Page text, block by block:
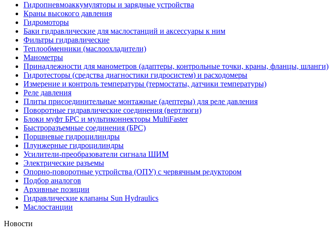
Гидропневмоаккумуляторы и зарядные устройства
Краны высокого давления
Гидромоторы
Баки гидравлические для маслостанций и аксессуары к ним
Фильтры гидравлические
Теплообменники (маслоохладители)
Манометры
Принадлежности для манометров (адаптеры, контрольные точки, краны, фланцы, шланги)
Гидротесторы (средства диагностики гидросистем) и расходомеры
Измерение и контроль температуры (термостаты, датчики температуры)
Реле давления
Плиты присоединительные монтажные (адептеры) для реле давления
Поворотные гидравлические соединения (вертлюги)
Блоки муфт БРС и мультиконнекторы MultiFaster
Быстроразъемные соединения (БРС)
Поршневые гидроцилиндры
Плунжерные гидроцилиндры
Усилители-преобразователи сигнала ШИМ
Электрические разъемы
Опорно-поворотные устройства (ОПУ) с червячным редуктором
Подбор аналогов
Архивные позиции
Гидравлические клапаны Sun Hydraulics
Маслостанции
Новости